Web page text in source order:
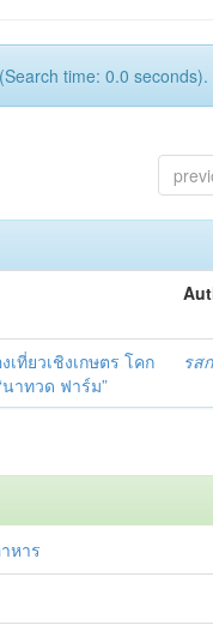
time: 0.0 seconds).
เที่ยวเชิงเกษตร โคก
าทวด ฟาร์ม”
รส
หาร